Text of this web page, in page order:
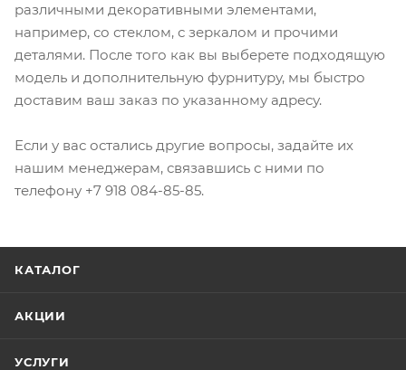
различными декоративными элементами,
например, со стеклом, с зеркалом и прочими
деталями. После того как вы выберете подходящую
модель и дополнительную фурнитуру, мы быстро
доставим ваш заказ по указанному адресу.
Если у вас остались другие вопросы, задайте их
нашим менеджерам, связавшись с ними по
телефону +7 918 084-85-85.
КАТАЛОГ
АКЦИИ
УСЛУГИ